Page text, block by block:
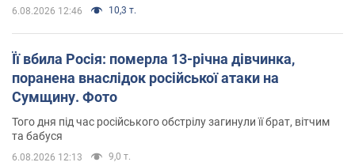
6.08.2026 12:46 10,3 т.
Її вбила Росія: померла 13-річна дівчинка,
поранена внаслідок російської атаки на
Сумщину. Фото
Того дня під час російського обстрілу загинули її брат, вітчим
та бабуся
6.08.2026 12:13 9,0 т.